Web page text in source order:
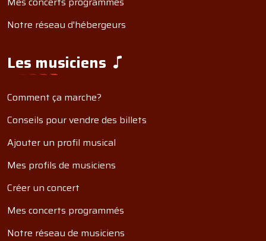
Notre réseau d'hébergeurs
Les musiciens
Comment ça marche?
Conseils pour vendre des billets
Ajouter un profil musical
Mes profils de musiciens
Créer un concert
Mes concerts programmés
Notre réseau de musiciens